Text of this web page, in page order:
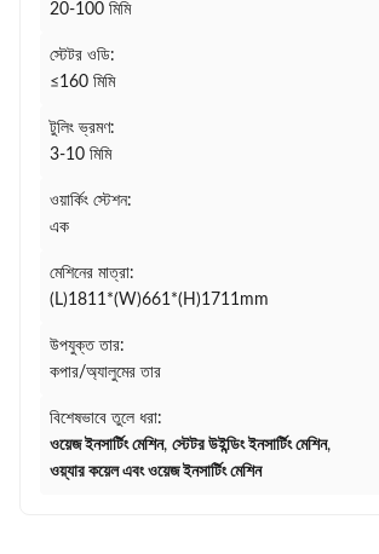
20-100 মিমি
স্টেটর ওডি:
≤160 মিমি
টুলিং ভ্রমণ:
3-10 মিমি
ওয়ার্কিং স্টেশন:
এক
মেশিনের মাত্রা:
(L)1811*(W)661*(H)1711mm
উপযুক্ত তার:
কপার/অ্যালুমের তার
বিশেষভাবে তুলে ধরা:
ওয়েজ ইনসার্টিং মেশিন, স্টেটর উইন্ডিং ইনসার্টিং মেশিন,
ওয়্যার কয়েল এবং ওয়েজ ইনসার্টিং মেশিন